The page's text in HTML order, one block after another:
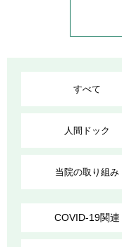
すべて
人間ドック
当院の取り組み
COVID-19関連